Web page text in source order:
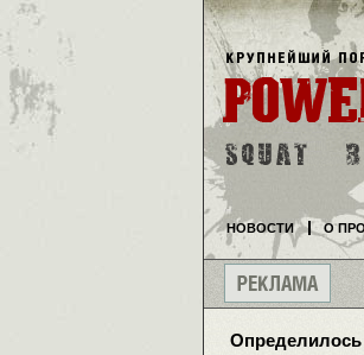
Определилось
НОВОСТИ О